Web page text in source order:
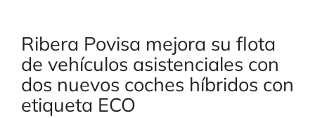
Ribera Povisa mejora su flota
de vehículos asistenciales con
dos nuevos coches híbridos con
etiqueta ECO